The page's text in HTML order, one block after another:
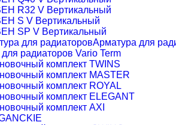
R32 V Вертикальный
S V Вертикальный
SP V Вертикальный
Арматура для
радиаторов Vario Term
комплект TWINS
комплект MASTER
комплект ROYAL
комплект ELEGANT
комплект AXI